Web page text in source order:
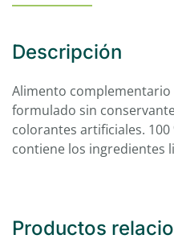
Descripción
Alimento
formulado sin
colorantes artificiales.
contiene los ingredientes
Productos